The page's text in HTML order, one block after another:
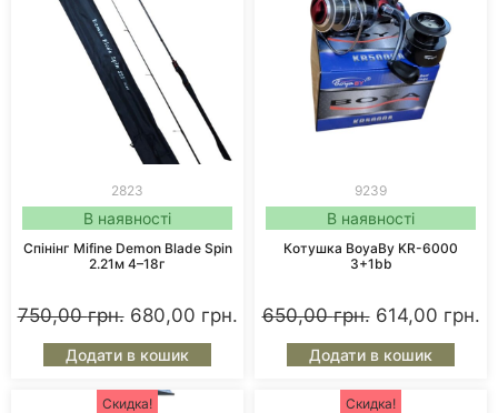
2823
В наявності
Спінінг Mifine Demon Blade Spin
2.21м 4–18г
750,00грн. 680,00 грн.
Додати в кошик
9239
В наявності
Котушка BoyaBy KR-6000
3+1bb
650,00грн. 614,00 грн.
Додати в кошик
Скидка! Скидка!